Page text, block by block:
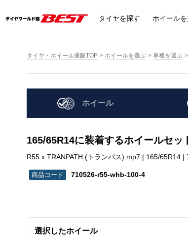
タイヤを探す ホイール
タイヤ・ホイール通販TOP ホイールを選ぶ 車種を選ぶ
ホイール
165/65R14に装着するホイールセッ
R55 x TRANPATH (トランパス) mp7 | 165/65R14
710526-r55-whb-100-4
選択したホイール